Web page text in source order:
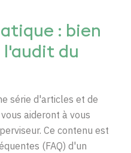
: bien
l'audit du
série d'articles et de
aideront à vous
Ce contenu est
(FAQ) d'un